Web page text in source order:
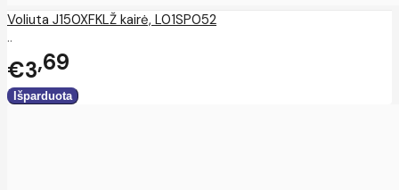
Voliuta J150XFKLŽ kairė, L01SP052
..
€3 69